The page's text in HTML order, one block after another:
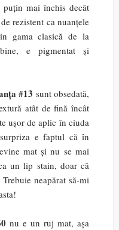
mai închis decât
rezistent ca nuanțele
gama clasică de la
e pigmentat și
#13 sunt obsedată,
atât de fină încât
ușor de aplic în ciuda
e faptul că în
mat și nu se mai
un lip stain, doar că
neapărat să-mi
nu e un ruj mat, așa